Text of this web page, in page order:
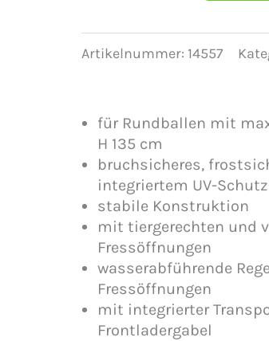
für
Rinder/Pferde
Artikelnummer: 14557
für Rundballen mit
H 135 cm
bruchsicheres,
integriertem UV-Schutz
stabile Konstruktion
mit tiergerechten und
Fressöffnungen
wasserabführende
Fressöffnungen
mit integrierter
Frontladergabel